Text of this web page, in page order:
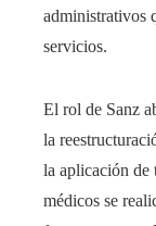
administrativos
servicios.
El rol de Sanz
la
la aplicación de
médicos se